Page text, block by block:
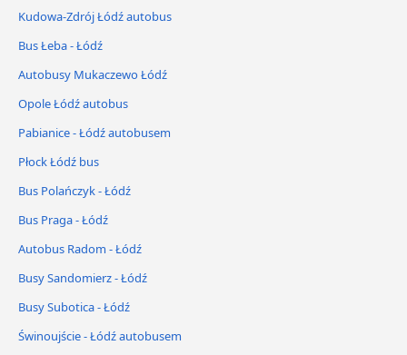
Kudowa-Zdrój Łódź autobus
Bus Łeba - Łódź
Autobusy Mukaczewo Łódź
Opole Łódź autobus
Pabianice - Łódź autobusem
Płock Łódź bus
Bus Polańczyk - Łódź
Bus Praga - Łódź
Autobus Radom - Łódź
Busy Sandomierz - Łódź
Busy Subotica - Łódź
Świnoujście - Łódź autobusem